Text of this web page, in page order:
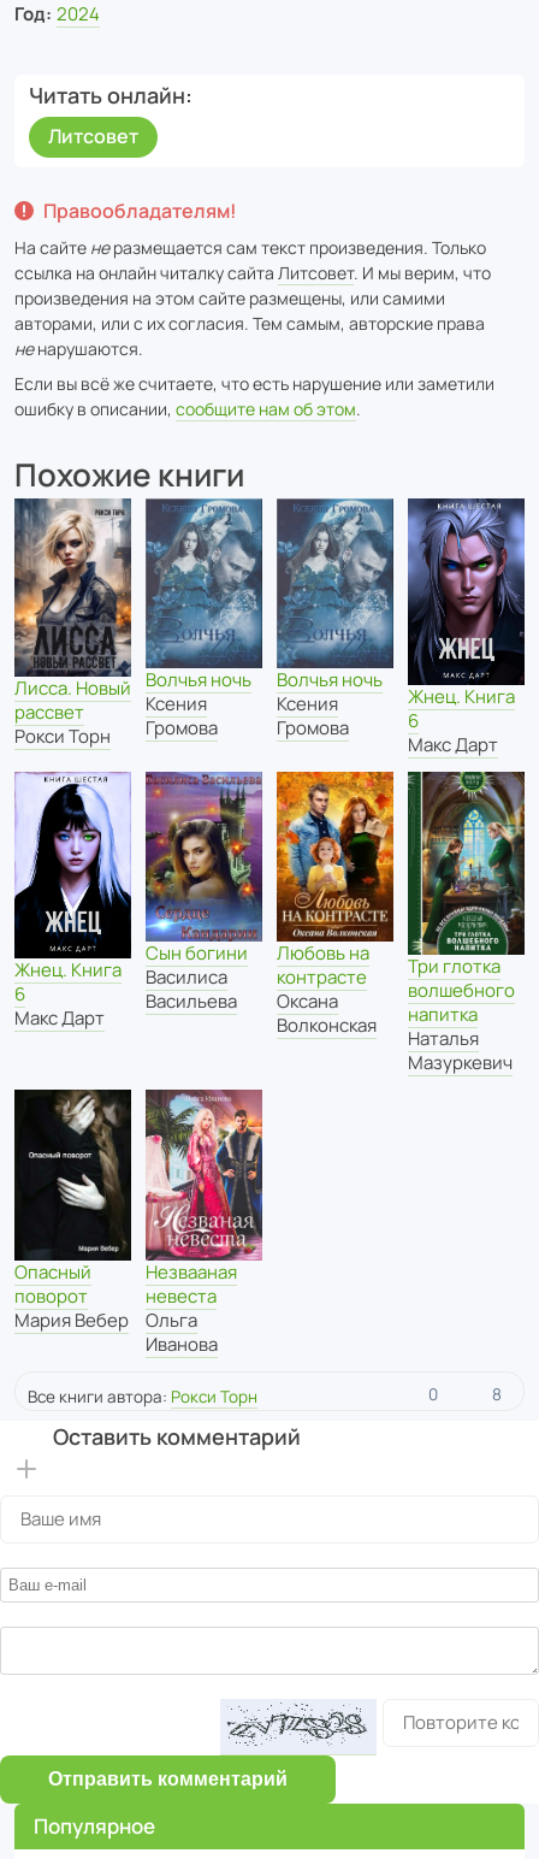
Год: 2024
Читать онлайн
Литсовет
Правообладателям!
На сайте неразмещается сам текст произведения. Только
ссылка на онлайн читалку сайта Литсовет. И мы верим, что
произведения на этом сайте размещены, или самими
авторами, или с их согласия. Тем самым, авторские права
ненарушаются.
Если вы всё же считаете, что есть нарушение или заметили
ошибку в описании, сообщите нам об этом.
Похожие книги
Лисса. Новый
рассвет
Рокси Торн
Волчья ночь
Ксения
Громова
Волчья ночь
Ксения
Громова
Жнец. Книга
6
Макс Дарт
Жнец. Книга
6
Макс Дарт
Сын богини
Василиса
Васильева
Любовь на
контрасте
Оксана
Волконская
Три глотка
волшебного
напитка
Наталья
Мазуркевич
Опасный
поворот
Мария Вебер
Незвааная
невеста
Ольга
Иванова
Все книги автора: Рокси Торн 0 8
Оставить комментарий
Отправить комментарий
Популярное